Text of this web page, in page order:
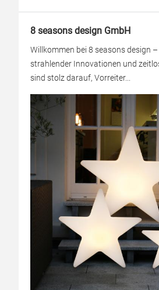
8 seasons design GmbH
Willkommen bei 8 seasons design
strahlender Innovationen und
sind stolz darauf, Vorreiter...